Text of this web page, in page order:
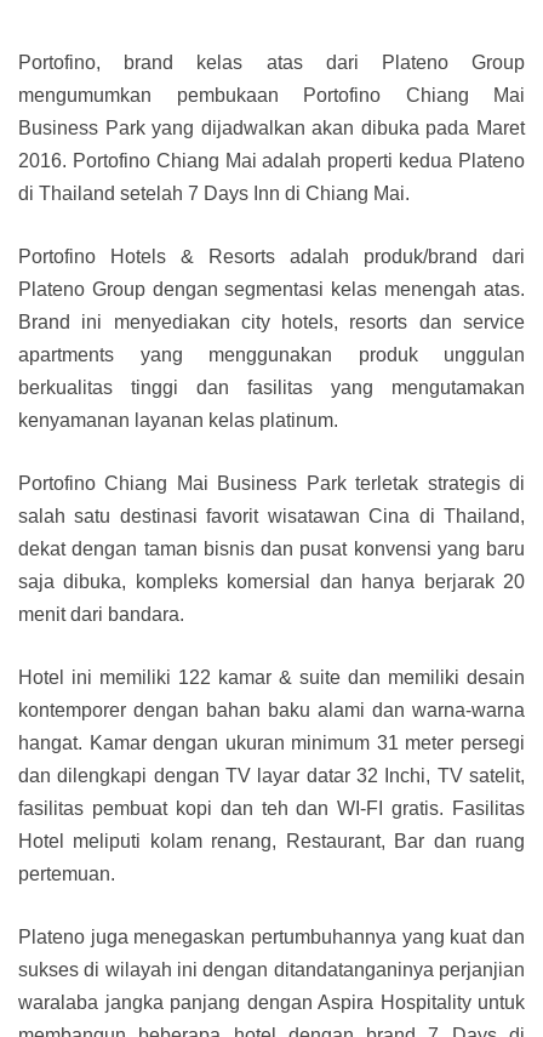
Portofino, brand kelas atas dari Plateno Group
mengumumkan pembukaan Portofino Chiang Mai
Business Park yang dijadwalkan akan dibuka pada Maret
2016. Portofino Chiang Mai adalah properti kedua Plateno
di Thailand setelah 7 Days Inn di Chiang Mai.
Portofino Hotels & Resorts adalah produk/brand dari
Plateno Group dengan segmentasi kelas menengah atas.
Brand ini menyediakan city hotels, resorts dan service
apartments yang menggunakan produk unggulan
berkualitas tinggi dan fasilitas yang mengutamakan
kenyamanan layanan kelas platinum.
Portofino Chiang Mai Business Park terletak strategis di
salah satu destinasi favorit wisatawan Cina di Thailand,
dekat dengan taman bisnis dan pusat konvensi yang baru
saja dibuka, kompleks komersial dan hanya berjarak 20
menit dari bandara.
Hotel ini memiliki 122 kamar & suite dan memiliki desain
kontemporer dengan bahan baku alami dan warna-warna
hangat. Kamar dengan ukuran minimum 31 meter persegi
dan dilengkapi dengan TV layar datar 32 Inchi, TV satelit,
fasilitas pembuat kopi dan teh dan WI-FI gratis. Fasilitas
Hotel meliputi kolam renang, Restaurant, Bar dan ruang
pertemuan.
Plateno juga menegaskan pertumbuhannya yang kuat dan
sukses di wilayah ini dengan ditandatanganinya perjanjian
waralaba jangka panjang dengan Aspira Hospitality untuk